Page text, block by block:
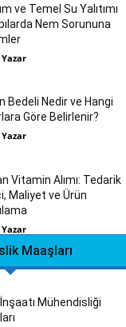
ve Temel Su Yalıtımı
Nem Sorununa
Bedeli Nedir ve Hangi
Göre Belirlenir?
Vitamin Alımı: Tedarik
Maliyet ve Ürün
Maaşları
Mühendisliği